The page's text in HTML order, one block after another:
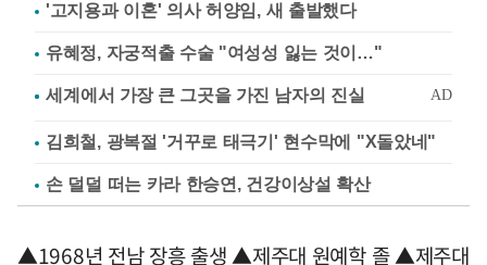
'고지용과 이혼' 의사 허양임, 새 출발했다
유혜정, 자궁적출 수술 "여성성 잃는 것이…"
김희철, 광복절 '거꾸로 태극기' 현수막에 "X돌았네"
손 덜덜 떠는 카라 한승연, 건강이상설 확산
▲1968년 전남 장흥 출생 ▲제주대 원예학 졸 ▲제주대